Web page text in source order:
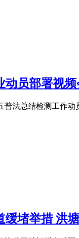
动员部署视
法总结检测工作
堵举措 洪